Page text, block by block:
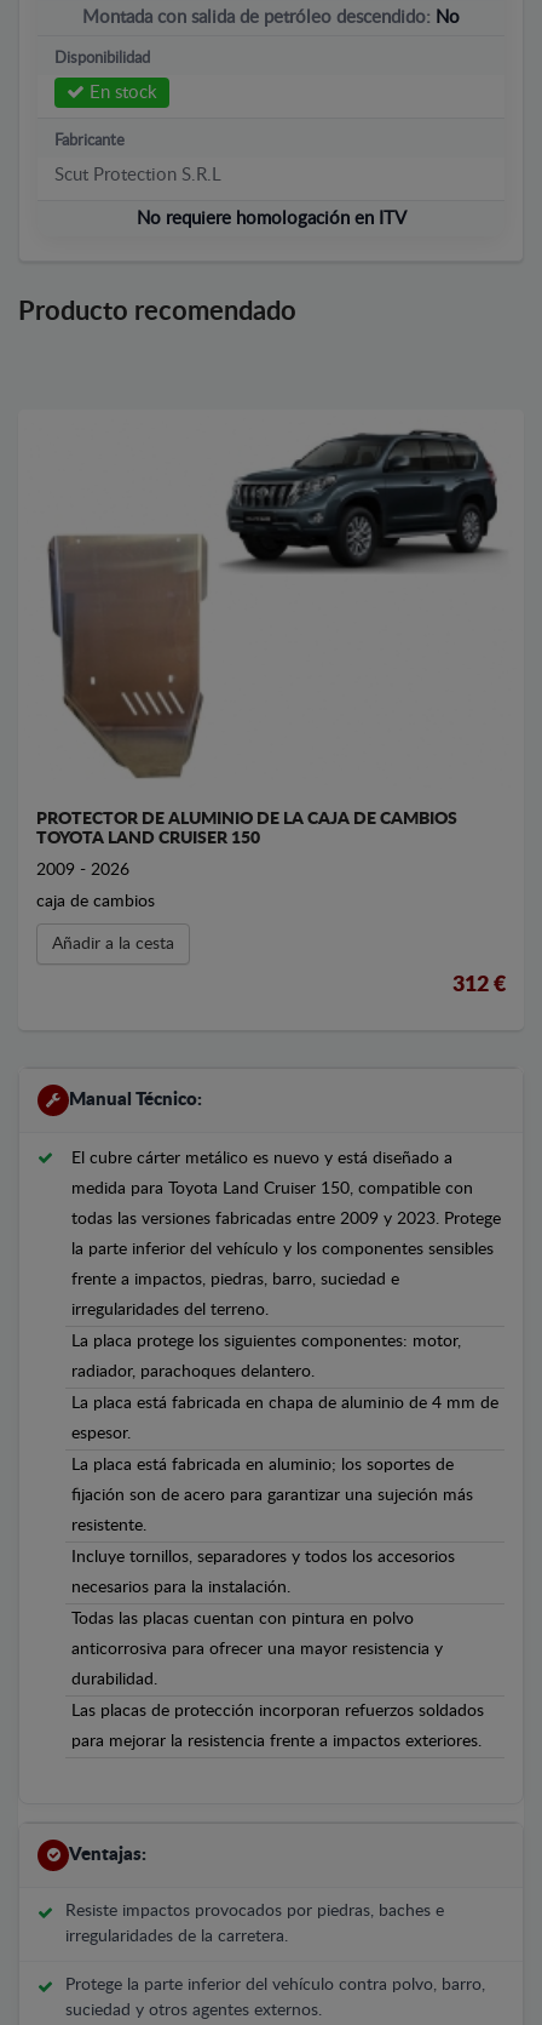
Montada con salida de petróleo descendido: No
Disponibilidad
En stock
Fabricante
Scut Protection S.R.L
No requiere homologación en ITV
Producto recomendado
PROTECTOR DE ALUMINIO DE LA CAJA DE CAMBIOS
TOYOTA LAND CRUISER 150
2009 - 2026
caja de cambios
Añadir a la cesta
312 €
Manual Técnico:
El cubre cárter metálico es nuevo y está diseñado a
medida para Toyota Land Cruiser 150, compatible con
todas las versiones fabricadas entre 2009 y 2023. Protege
la parte inferior del vehículo y los componentes sensibles
frente a impactos, piedras, barro, suciedad e
irregularidades del terreno.
La placa protege los siguientes componentes: motor,
radiador, parachoques delantero.
La placa está fabricada en chapa de aluminio de 4 mm de
espesor.
La placa está fabricada en aluminio; los soportes de
fijación son de acero para garantizar una sujeción más
resistente.
Incluye tornillos, separadores y todos los accesorios
necesarios para la instalación.
Todas las placas cuentan con pintura en polvo
anticorrosiva para ofrecer una mayor resistencia y
durabilidad.
Las placas de protección incorporan refuerzos soldados
para mejorar la resistencia frente a impactos exteriores.
Ventajas:
Resiste impactos provocados por piedras, baches e
irregularidades de la carretera.
Protege la parte inferior del vehículo contra polvo, barro,
suciedad y otros agentes externos.